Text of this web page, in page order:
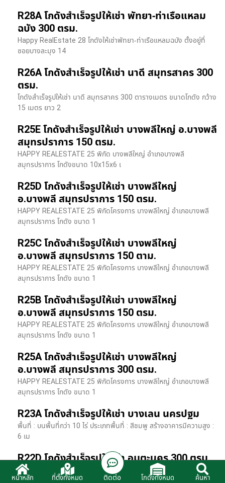
R28A โกดังสำเร็จรูปให้เช่า พัทยา-ท่าเรือแหลม
ฉบัง 300 ตรม.
Happy RealEstate 28 โกดังให้เช่าพัทยา-ท่าเรือแหลมฉบัง ตั้งอยู่ที่
ซอยบางละมุง 14
R26A โกดังสำเร็จรูปให้เช่า นาดี สมุทรสาคร 300
ตรม.
โกดังสำเร็จรูปให้เช่า นาดี สมุทรสาคร 300 ตารางเมตร ขนาดโกดัง กว้าง
15 เมตร ยาว 2
R25E โกดังสำเร็จรูปให้เช่า บางพลีใหญ่ อ.บางพลี
สมุทรปราการ 150 ตรม.
HAPPY REALESTATE 25 พิกัด บางพลีใหญ่ อำเภอบางพลี
สมุทรปราการ โกดังขนาด 10x15x6 เ
R25D โกดังสำเร็จรูปให้เช่า บางพลีใหญ่
อ.บางพลี สมุทรปราการ 150 ตรม.
HAPPY REALESTATE 25 พิกัดโครงการ บางพลีใหญ่ อำเภอบางพลี
สมุทรปราการ โกดัง ขนาด 1
R25C โกดังสำเร็จรูปให้เช่า บางพลีใหญ่
อ.บางพลี สมุทรปราการ 150 ตาม.
HAPPY REALESTATE 25 พิกัดโครงการ บางพลีใหญ่ อำเภอบางพลี
สมุทรปราการ โกดัง ขนาด 1
R25B โกดังสำเร็จรูปให้เช่า บางพลีใหญ่
อ.บางพลี สมุทรปราการ 150 ตรม.
HAPPY REALESTATE 25 พิกัดโครงการ บางพลีใหญ่ อำเภอบางพลี
สมุทรปราการ โกดัง ขนาด 1
R25A โกดังสำเร็จรูปให้เช่า บางพลีใหญ่
อ.บางพลี สมุทรปราการ 300 ตรม.
HAPPY REALESTATE 25 พิกัดโครงการ บางพลีใหญ่ อำเภอบางพลี
สมุทรปราการ โกดัง ขนาด 1
R23A โกดังสำเร็จรูปให้เช่า บางเลน นครปฐม
พื้นที่ : บนพื้นที่กว่า 10 ไร่ ประเภทพื้นที่ : สีชมพู สร้างอาคารมีความสูง :
6 เม
R22D โกดังสำเร็จรูปให้เช่า อมตะนคร 300 ตรม.
HR22 โกดังสำเร็จรูปให้เช่า พิกัด ติดนิคมอมตะนคร อ.พานทอง จ.ชลบุรี
รายละเอียดโรงง
หน้าหลัก ที่ตั้งทั้งหมด ติดต่อ โกดังทั้งหมด ค้นหา